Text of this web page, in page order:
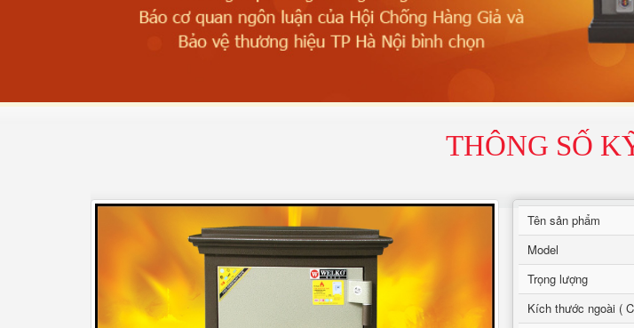
THÔNG SỐ
Tên sản phẩm
Model
Trọng lượng
Kích thước ngoài (